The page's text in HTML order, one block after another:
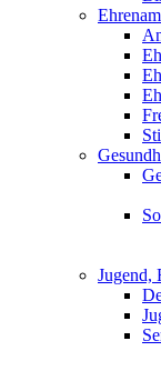
Jugend,